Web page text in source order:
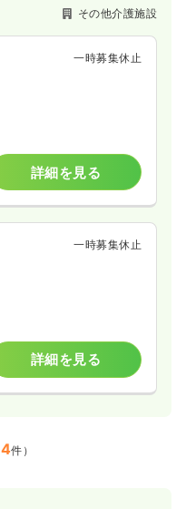
その他介護施設
一時募集休止
詳細を見る
一時募集休止
詳細を見る
件）